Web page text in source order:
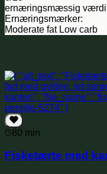
ernæringsmæssig værdi
Ernæringsmærker:
Moderate fat Low carb
80 min
Fisketærte med